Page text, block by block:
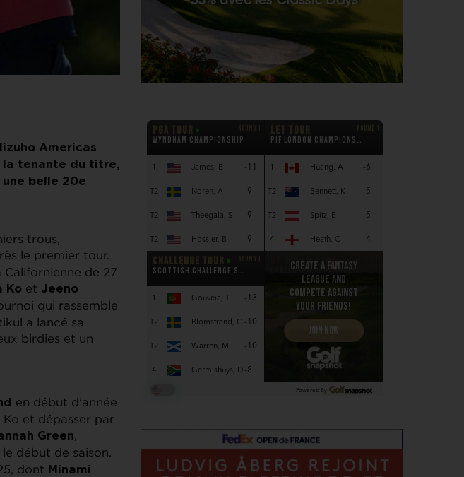
Americas
la tenante du titre,
belle 20e
trous,
le premier tour.
de 27
Ko et Jeeno
qui rassemble
a lancé sa
birdies et un
en début d’année
et dépasser par
Green,
début de saison.
dont Minami